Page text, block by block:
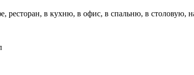
ресторан, в кухню, в офис, в спальню, в столовую,